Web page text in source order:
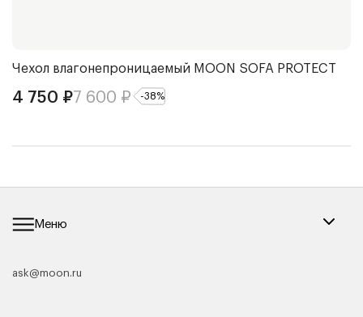
Чехол влагонепроницаемый MOON SOFA PROTECT
4 750 ₽7 600 ₽ -38%
Меню
Каталог мебели
ask@moon.ru